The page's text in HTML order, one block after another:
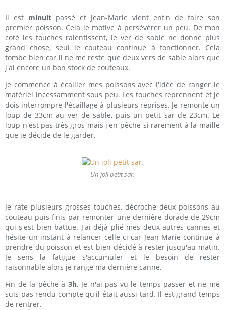
Il est minuit passé et Jean-Marie vient enfin de faire son
premier poisson. Cela le motive à persévérer un peu. De mon
coté les touches ralentissent, le ver de sable ne donne plus
grand chose, seul le couteau continue à fonctionner. Cela
tombe bien car il ne me reste que deux vers de sable alors que
j'ai encore un bon stock de couteaux.
Je commence à écailler mes poissons avec l'idée de ranger le
matériel incessamment sous peu. Les touches reprennent et je
dois interrompre l'écaillage à plusieurs reprises. Je remonte un
loup de 33cm au ver de sable, puis un petit sar de 23cm. Le
loup n'est pas très gros mais j'en pêche si rarement à la maille
que je décide de le garder.
Un joli petit sar.
Je rate plusieurs grosses touches, décroche deux poissons au
couteau puis finis par remonter une dernière dorade de 29cm
qui s'est bien battue. J'ai déjà plié mes deux autres cannes et
hésite un instant à relancer celle-ci car Jean-Marie continue à
prendre du poisson et est bien décidé à rester jusqu'au matin.
Je sens la fatigue s'accumuler et le besoin de rester
raisonnable alors je range ma dernière canne.
Fin de la pêche à 3h. Je n'ai pas vu le temps passer et ne me
suis pas rendu compte qu'il était aussi tard. Il est grand temps
de rentrer.